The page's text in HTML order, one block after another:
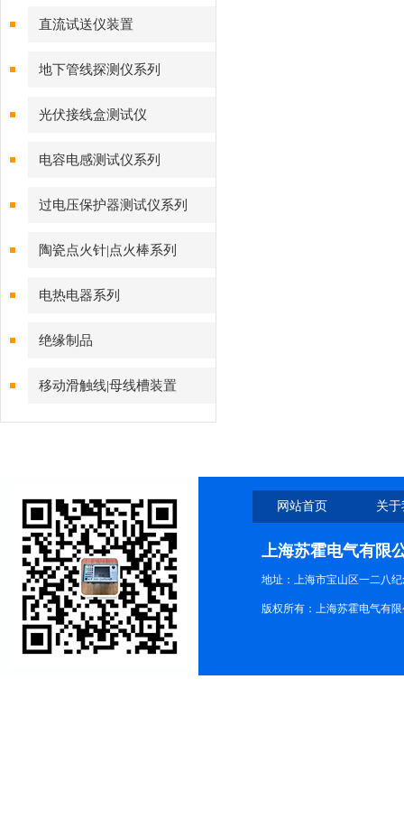
直流试送仪装置
地下管线探测仪系列
光伏接线盒测试仪
电容电感测试仪系列
过电压保护器测试仪系列
陶瓷点火针|点火棒系列
电热电器系列
绝缘制品
移动滑触线|母线槽装置
网站首页 关
上海苏霍电气有限
地址：上海市宝山区一二八纪
版权所有：上海苏霍电气有